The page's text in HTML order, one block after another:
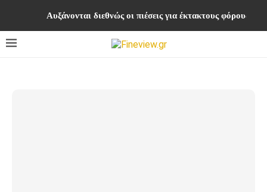
Αυξάνονται διεθνώς οι πιέσεις για έκτακτους φόρους